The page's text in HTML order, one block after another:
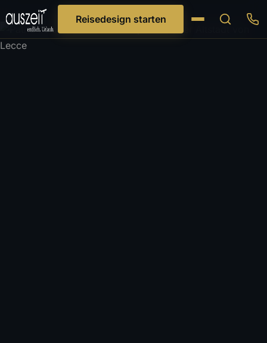
Reisedesign starten